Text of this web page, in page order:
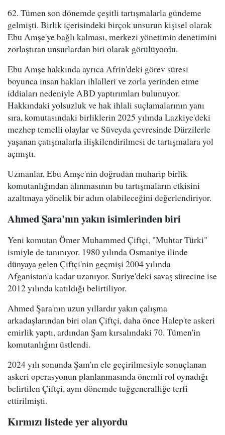
62. Tümen son dönemde çeşitli tartışmalarla gündeme
gelmişti. Birlik içerisindeki birçok unsurun kişisel olarak
Ebu Amşe'ye bağlı kalması, merkezi yönetimin denetimini
zorlaştıran unsurlardan biri olarak görülüyordu.
Ebu Amşe hakkında ayrıca Afrin'deki görev süresi
boyunca insan hakları ihlalleri ve zorla yerinden etme
iddiaları nedeniyle ABD yaptırımları bulunuyor.
Hakkındaki yolsuzluk ve hak ihlali suçlamalarının yanı
sıra, komutasındaki birliklerin 2025 yılında Lazkiye'deki
mezhep temelli olaylar ve Süveyda çevresinde Dürzilerle
yaşanan çatışmalarla ilişkilendirilmesi de tartışmalara yol
açmıştı.
Uzmanlar, Ebu Amşe'nin doğrudan muharip birlik
komutanlığından alınmasının bu tartışmaların etkisini
azaltmaya yönelik bir adım olabileceğini değerlendiriyor.
Ahmed Şara'nın yakın isimlerinden biri
Yeni komutan Ömer Muhammed Çiftçi, "Muhtar Türki"
ismiyle de tanınıyor. 1980 yılında Osmaniye ilinde
dünyaya gelen Çiftçi'nin geçmişi 2004 yılında
Afganistan'a kadar uzanıyor. Suriye'deki savaş sürecine ise
2012 yılında katıldığı belirtiliyor.
Ahmed Şara'nın uzun yıllardır yakın çalışma
arkadaşlarından biri olan Çiftçi, daha önce Halep'te askeri
emirlik yaptı, ardından Şam kırsalındaki 70. Tümen'in
komutanlığını üstlendi.
2024 yılı sonunda Şam'ın ele geçirilmesiyle sonuçlanan
askeri operasyonun planlanmasında önemli rol oynadığı
belirtilen Çiftçi, aynı dönemde tuğgeneralliğe terfi
ettirilmişti.
Kırmızı listede yer alıyordu